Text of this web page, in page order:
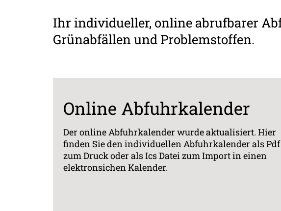
Ihr individueller, online abrufbarer
Grünabfällen und Problemstoffen.
Online Abfuhrkalender
Der online Abfuhrkalender wurde aktualisiert. Hier
finden Sie den individuellen Abfuhrkalender als Pdf
zum Druck oder als Ics Datei zum Import in einen
elektronsichen Kalender.